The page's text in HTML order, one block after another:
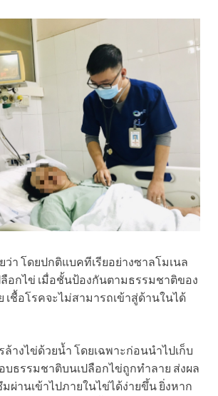
า โดยปกติแบคทีเรียอย่างซาลโมเนล
ลือกไข่ เมื่อชั้นป้องกันตามธรรมชาติของ
เชื้อโรคจะไม่สามารถเข้าสู่ด้านในได้
ล้างไข่ด้วยน้ำ โดยเฉพาะก่อนนำไปเก็บ
บธรรมชาติบนเปลือกไข่ถูกทำลาย ส่งผล
ผ่านเข้าไปภายในไข่ได้ง่ายขึ้น ยิ่งหาก